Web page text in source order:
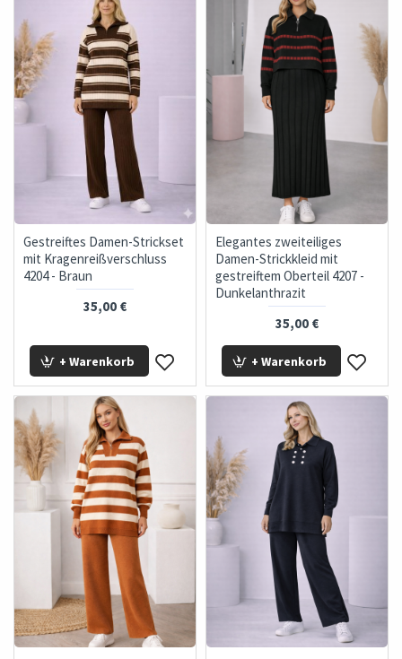
Gestreiftes Damen-Strickset
mit Kragenreißverschluss
4204 - Braun
35,00 €
+ Warenkorb
Elegantes zweiteiliges
Damen-Strickkleid mit
gestreiftem Oberteil 4207 -
Dunkelanthrazit
35,00 €
+ Warenkorb